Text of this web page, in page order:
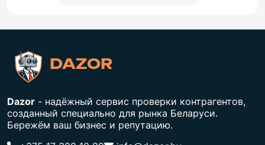
DAZOR
Dazor - надёжный сервис проверки контрагентов,
созданный специально для рынка Беларуси.
Бережём ваш бизнес и репутацию.